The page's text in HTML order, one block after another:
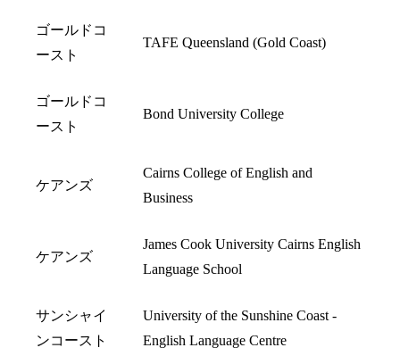
ゴールドコ
ースト
TAFE Queensland (Gold Coast)
ゴールドコ
ースト
Bond University College
ケアンズ
Cairns College of English and
Business
ケアンズ
James Cook University Cairns English
Language School
サンシャイ
ンコースト
University of the Sunshine Coast -
English Language Centre